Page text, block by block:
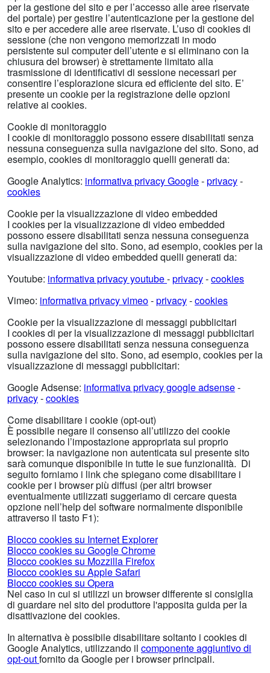
per la gestione del sito e per l’accesso alle aree riservate
del portale) per gestire l’autenticazione per la gestione del
sito e per accedere alle aree riservate. L’uso di cookies di
sessione (che non vengono memorizzati in modo
persistente sul computer dell’utente e si eliminano con la
chiusura del browser) è strettamente limitato alla
trasmissione di identificativi di sessione necessari per
consentire l’esplorazione sicura ed efficiente del sito. E’
presente un cookie per la registrazione delle opzioni
relative ai cookies.
Cookie di monitoraggio
I cookie di monitoraggio possono essere disabilitati senza
nessuna conseguenza sulla navigazione del sito. Sono, ad
esempio, cookies di monitoraggio quelli generati da:
Google Analytics: informativa privacy Google-privacy-
cookies
Cookie per la visualizzazione di video embedded
I cookies per la visualizzazione di video embedded
possono essere disabilitati senza nessuna conseguenza
sulla navigazione del sito. Sono, ad esempio, cookies per la
visualizzazione di video embedded quelli generati da:
Youtube: informativa privacy youtube-privacy-cookies
Vimeo: informativa privacy vimeo-privacy-cookies
Cookie per la visualizzazione di messaggi pubblicitari
I cookies di per la visualizzazione di messaggi pubblicitari
possono essere disabilitati senza nessuna conseguenza
sulla navigazione del sito. Sono, ad esempio, cookies per la
visualizzazione di messaggi pubblicitari:
Google Adsense: informativa privacy google adsense-
privacy-cookies
Come disabilitare i cookie (opt-out)
È possibile negare il consenso all’utilizzo dei cookie
selezionando l’impostazione appropriata sul proprio
browser: la navigazione non autenticata sul presente sito
sarà comunque disponibile in tutte le sue funzionalità. Di
seguito forniamo i link che spiegano come disabilitare i
cookie per i browser più diffusi (per altri browser
eventualmente utilizzati suggeriamo di cercare questa
opzione nell’help del software normalmente disponibile
attraverso il tasto F1):
Blocco cookies su Internet Explorer
Blocco cookies su Google Chrome
Blocco cookies su Mozzilla Firefox
Blocco cookies su Apple Safari
Blocco cookies su Opera
Nel caso in cui si utilizzi un browser differente si consiglia
di guardare nel sito del produttore l'apposita guida per la
disattivazione dei cookies.
In alternativa è possibile disabilitare soltanto i cookies di
Google Analytics, utilizzando il componente aggiuntivo di
opt-outfornito da Google per i browser principali.